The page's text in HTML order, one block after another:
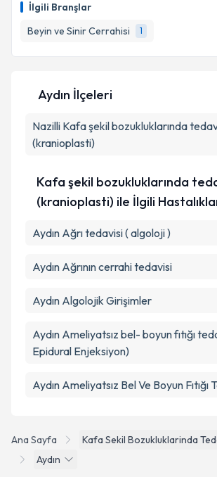
İlgili Branşlar
Beyin ve Sinir Cerrahisi
1
takvim hazırlandığında e-posta ile
Metni'ni okudum ve kişisel
kapsamda işlenmesini kabul
Takvim Talebini
Ana Sayfa
Kafa Sekil Bozukluklarinda
Aydın
Aydın İlçeleri
Nazilli Kafa şekil bozukluklarında
(kranioplasti)
Kafa şekil bozukluklarında
(kranioplasti) ile İlgili
Aydın Ağrı tedavisi ( algoloji )
Aydın Ağrının cerrahi tedavisi
Aydın Algolojik Girişimler
Aydın Ameliyatsız bel- boyun fıtığı
Epidural Enjeksiyon)
Aydın Ameliyatsız Bel Ve Boyun Fıtığı